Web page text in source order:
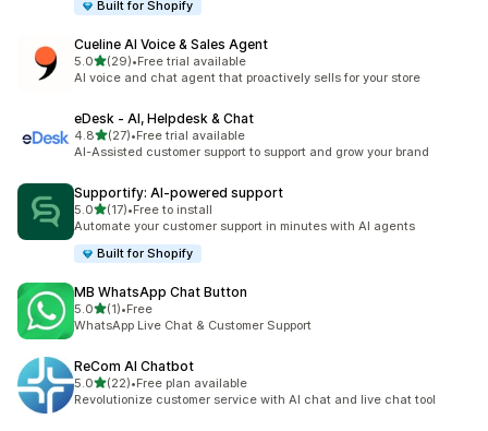
Built for Shopify
Cueline AI Voice & Sales Agent
5.0滿分 5 顆星
(29)
共有 29 則評價
•Free trial available
AI voice and chat agent that proactively sells for your store
eDesk ‑ AI, Helpdesk & Chat
4.8滿分 5 顆星
(27)
共有 27 則評價
•Free trial available
AI-Assisted customer support to support and grow your brand
Supportify: AI‑powered support
5.0滿分 5 顆星
(17)
共有 17 則評價
•Free to install
Automate your customer support in minutes with AI agents
Built for Shopify
MB WhatsApp Chat Button
5.0滿分 5 顆星
(1)
共有 1 則評價
•Free
WhatsApp Live Chat & Customer Support
ReCom AI Chatbot
5.0滿分 5 顆星
(22)
共有 22 則評價
•Free plan available
Revolutionize customer service with AI chat and live chat tool